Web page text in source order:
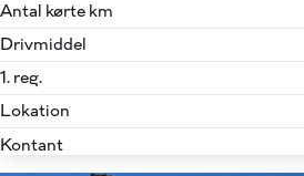
Antal kørte km
Drivmiddel
1. reg.
Lokation
Kontant